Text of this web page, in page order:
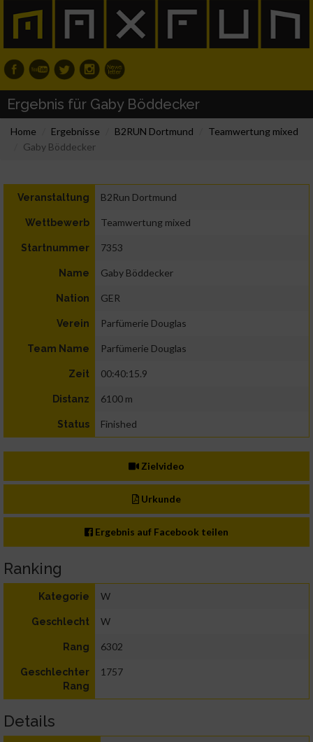
Ergebnis für Gaby Böddecker
Home Ergebnisse B2RUN Dortmund
Teamwertung mixed
Gaby Böddecker
Veranstaltung B2Run Dortmund
Wettbewerb Teamwertung mixed
Startnummer 7353
Name Gaby Böddecker
Nation GER
Verein Parfümerie Douglas
Team Name Parfümerie Douglas
Zeit 00:40:15.9
Distanz 6100 m
Status Finished
Zielvideo
Urkunde
Ergebnis auf Facebook teilen
Ranking
Kategorie W
Geschlecht W
Rang 6302
Geschlechter
Rang
1757
Details